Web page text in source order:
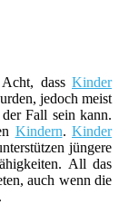
dass Kinder
jedoch meist
Fall sein kann.
Kindern. Kinder
jüngere
All das
auch wenn die